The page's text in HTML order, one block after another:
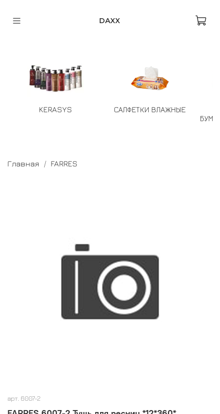
DAXX
KERASYS
САЛФЕТКИ ВЛАЖНЫЕ
Главная FARRES
арт. 6007-2